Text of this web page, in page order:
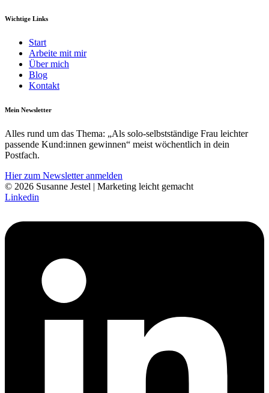
Wichtige Links
Start
Arbeite mit mir
Über mich
Blog
Kontakt
Mein Newsletter
Alles rund um das Thema: „Als solo-selbst­­ständige Frau leichter
pass­ende Kund:innen gewinnen“ meist wöchentlich in dein
Postfach.
Hier zum Newsletter anmelden
© 2026 Susanne Jestel | Marketing leicht gemacht
Linkedin